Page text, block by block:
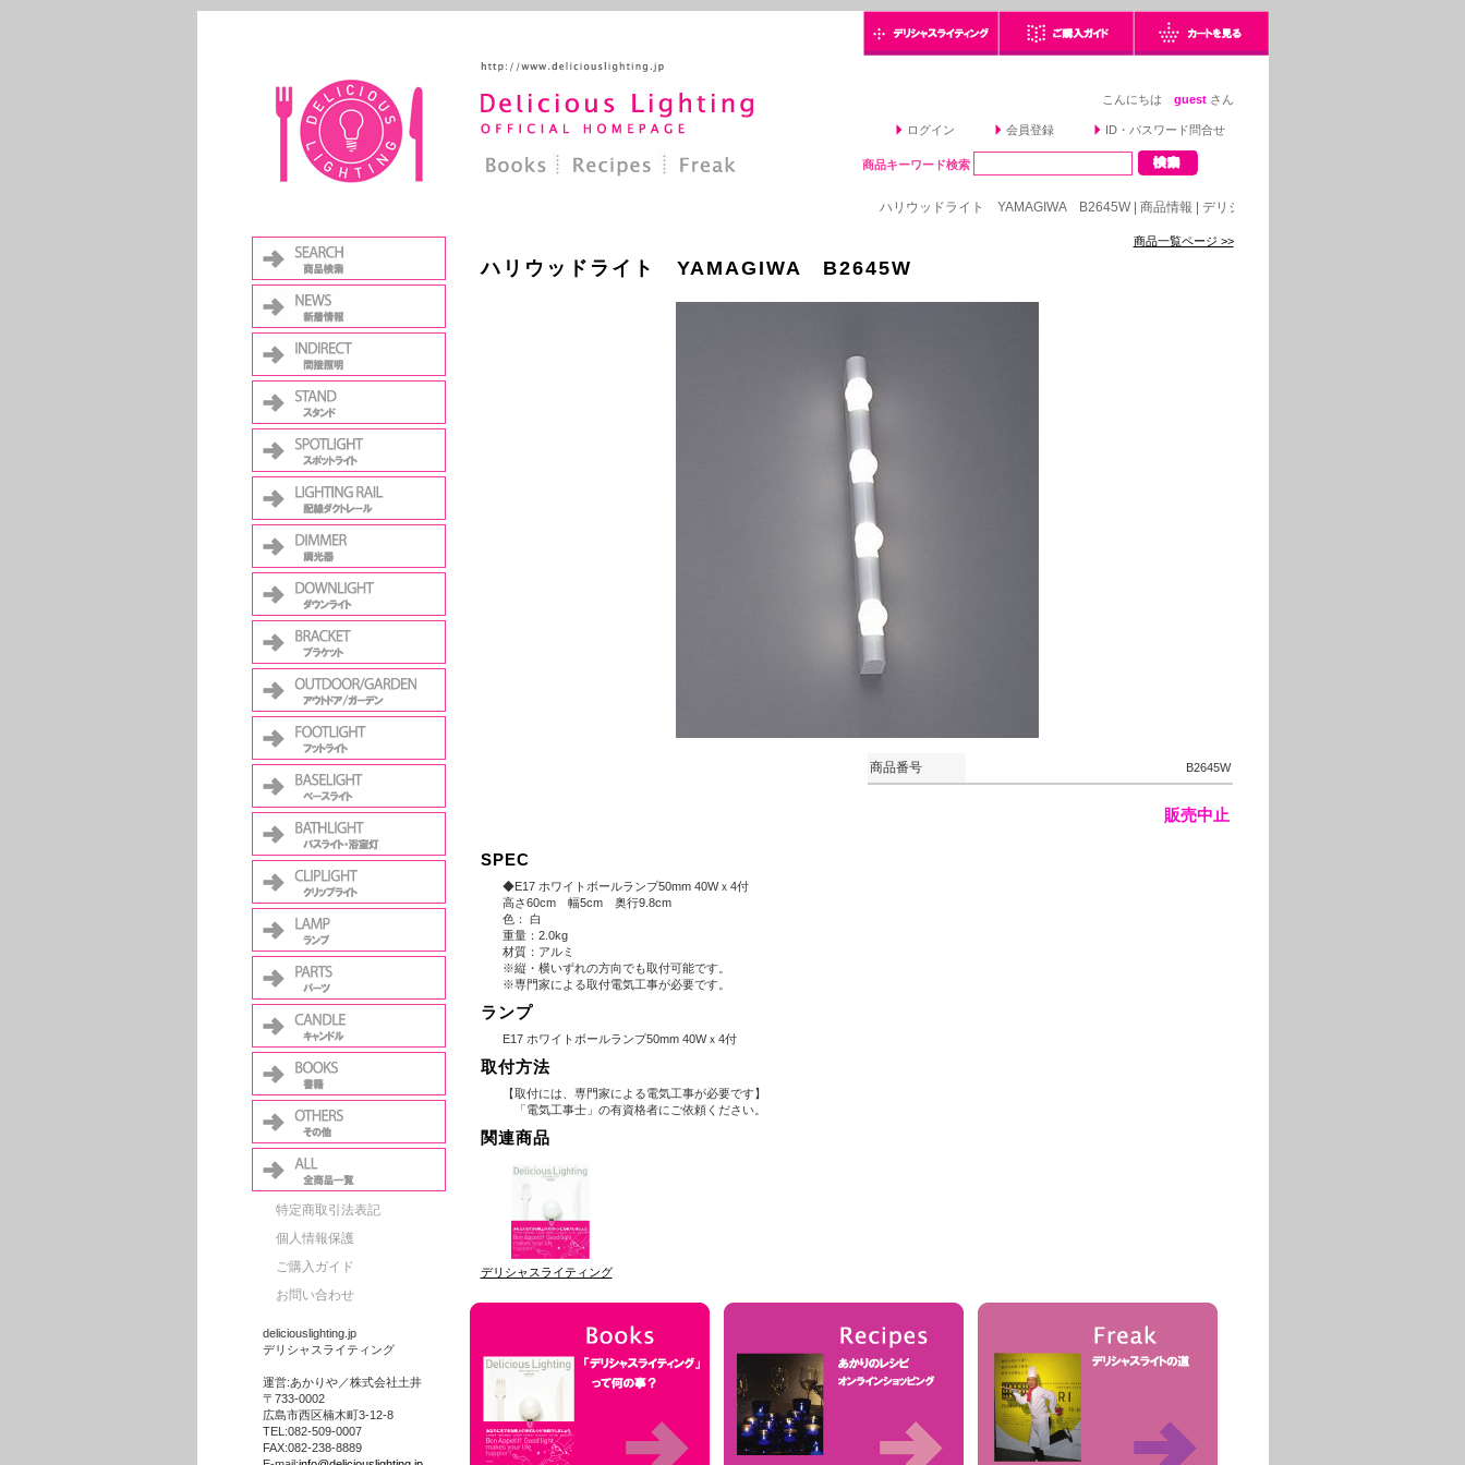
特定商取引法表記
個人情報保護
ご購入ガイド
お問い合わせ
deliciouslighting.jp
デリシャスライティング
運営:あかりや／株式会社土井
〒733-0002
広島市西区楠木町3-12-8
TEL:082-509-0007
FAX:082-238-8889
こんにちは guestさん
ID・パスワード問合せ
会員登録
ログイン
商品キーワード検索
ハリウッドライト YAMAGIWA B2645W | 商品情報 | デリシャスライティング公式ホームページ
商品一覧ページ >>
ハリウッドライト YAMAGIWA B2645W
商品番号 B2645W
販売中止
SPEC
◆E17 ホワイトボールランプ50mm 40Wｘ4付
高さ60cm 幅5cm 奥行9.8cm
色： 白
重量：2.0kg
材質：アルミ
※縦・横いずれの方向でも取付可能です。
※専門家による取付電気工事が必要です。
ランプ
E17 ホワイトボールランプ50mm 40Wｘ4付
取付方法
【取付には、専門家による電気工事が必要です】
「電気工事士」の有資格者にご依頼ください。
関連商品
デリシャスライティング